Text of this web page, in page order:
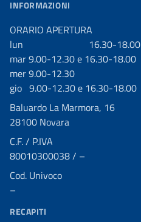
INFORMAZIONI
ORARIO APERTURA
lun 16.30-18.00
mar 9.00-12.30 e 16.30-18.00
mer 9.00-12.30
gio 9.00-12.30 e 16.30-18.00
Baluardo La Marmora, 16
28100 Novara
C.F. / P.IVA
80010300038 / –
Cod. Univoco
–
RECAPITI